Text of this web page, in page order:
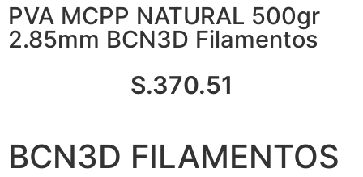
PVA MCPP NATURAL 500gr
2.85mm BCN3D Filamentos
S.370.51
BCN3D FILAMENTOS